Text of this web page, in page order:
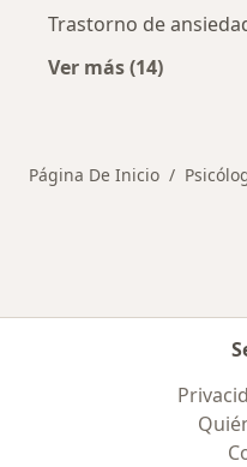
Trastorno de
Ver más (14)
Página De Inicio